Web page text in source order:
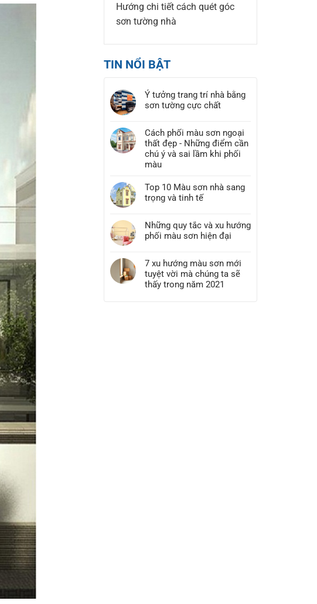
Hướng chi tiết cách quét góc
sơn tường nhà
TIN NỔI BẬT
Ý tưởng trang trí nhà bằng
sơn tường cực chất
Cách phối màu sơn ngoại
thất đẹp - Những điểm cần
chú ý và sai lầm khi phối
màu
Top 10 Màu sơn nhà sang
trọng và tinh tế
Những quy tắc và xu hướng
phối màu sơn hiện đại
7 xu hướng màu sơn mới
tuyệt vời mà chúng ta sẽ
thấy trong năm 2021